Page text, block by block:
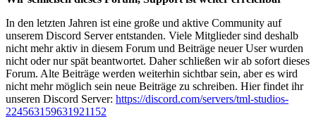
In den letzten Jahren ist eine große und aktive Community auf
unserem Discord Server entstanden. Viele Mitglieder sind deshalb
nicht mehr aktiv in diesem Forum und Beiträge neuer User wurden
nicht oder nur spät beantwortet. Daher schließen wir ab sofort dieses
Forum. Alte Beiträge werden weiterhin sichtbar sein, aber es wird
nicht mehr möglich sein neue Beiträge zu schreiben. Hier findet ihr
unseren Discord Server: https://discord.com/servers/tml-studios-
224563159631921152